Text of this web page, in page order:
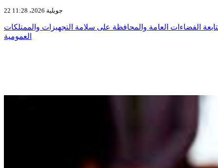
22 جويلية 2026، 11:28
الفضاءات العامة والمحافظة على سلامة التجهيزات والممتلكات
العمومية